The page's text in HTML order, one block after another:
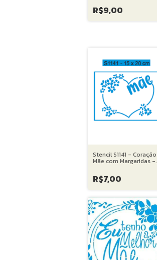
cm
R$9,00
Stencil S1141 - Coração
Mãe com Margaridas -
R$7,00